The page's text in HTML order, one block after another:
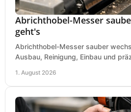
Abrichthobel-Messer
geht's
Abrichthobel-Messer sauber
Ausbau, Reinigung, Einbau und
1. August 2026